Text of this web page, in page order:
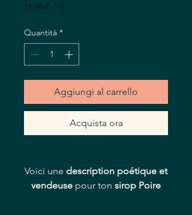
31,60 € / 1l
ogni
1
litro
Quantità *
Aggiungi al carrello
Acquista ora
Voici une description poétique et
vendeuse pour ton sirop Poire